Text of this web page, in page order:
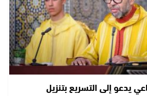
يدعو إلى التسريع بتنزيل